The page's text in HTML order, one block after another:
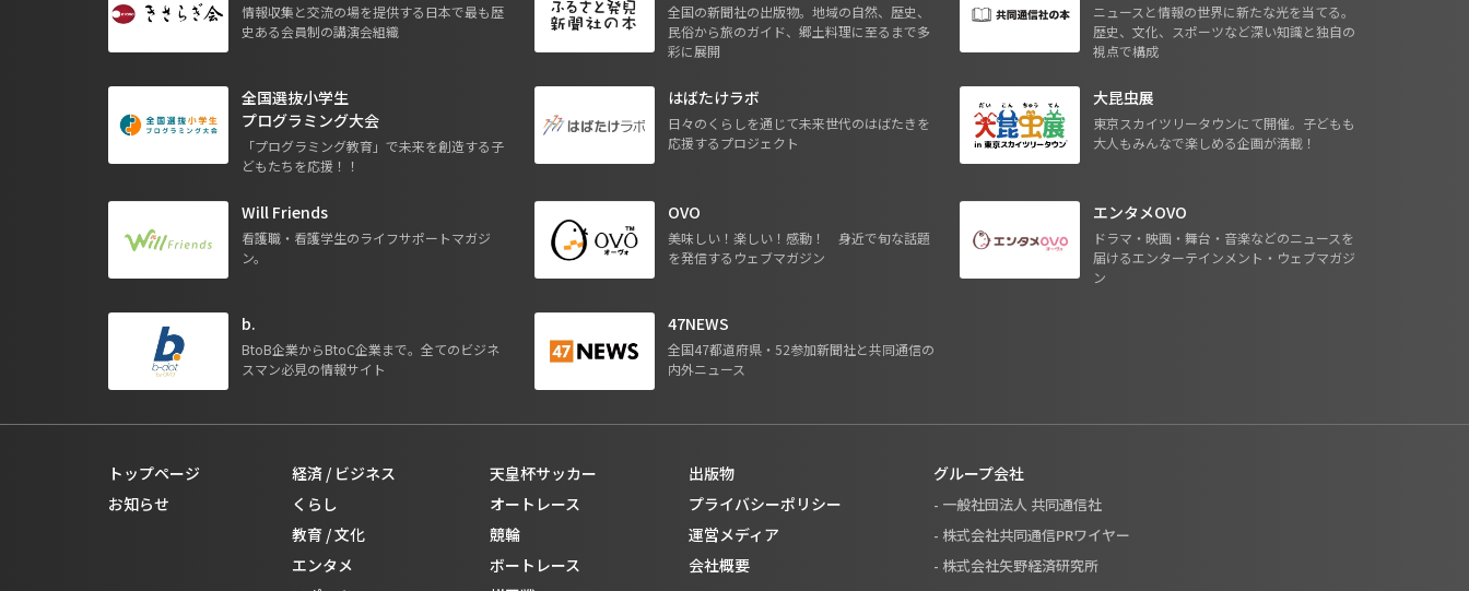
情報収集と交流の場を提供する日本で最も歴
史ある会員制の講演会組織
全国の新聞社の出版物。地域の自然、歴史、
民俗から旅のガイド、郷土料理に至るまで多
彩に展開
ニュースと情報の世界に新たな光を当てる。
歴史、文化、スポーツなど深い知識と独自の
視点で構成
全国選抜小学生
プログラミング大会
「プログラミング教育」で未来を創造する子
どもたちを応援！！
はばたけラボ
日々のくらしを通じて未来世代のはばたきを
応援するプロジェクト
大昆虫展
東京スカイツリータウンにて開催。子どもも
大人もみんなで楽しめる企画が満載！
Will Friends
看護職・看護学生のライフサポートマガジ
ン。
OVO
美味しい！楽しい！感動！ 身近で旬な話題
を発信するウェブマガジン
エンタメOVO
ドラマ・映画・舞台・音楽などのニュースを
届けるエンターテインメント・ウェブマガジ
ン
b.
BtoB企業からBtoC企業まで。全てのビジネ
スマン必見の情報サイト
47NEWS
全国47都道府県・52参加新聞社と共同通信の
内外ニュース
トップページ
お知らせ
経済 / ビジネス
くらし
教育 / 文化
エンタメ
天皇杯サッカー
オートレース
競輪
ボートレース
出版物
プライバシーポリシー
運営メディア
会社概要
グループ会社
- 一般社団法人 共同通信社
- 株式会社共同通信PRワイヤー
- 株式会社矢野経済研究所